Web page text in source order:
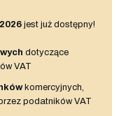
jest już dostępny!
dotyczące
VAT
komercyjnych,
podatników VAT